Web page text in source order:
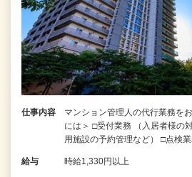
仕事内容
マンション管理人の代行業務を
には＞ □受付業務 （入居者様の
用施設の予約管理など） □点検業
給与 時給1,330円以上